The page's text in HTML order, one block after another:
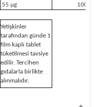
55 μg 100%
Yetişkinler
tarafından günde 1
film kaplı tablet
tüketilmesi tavsiye
edilir. Tercihen
gıdalarla birlikte
alınmalıdır.